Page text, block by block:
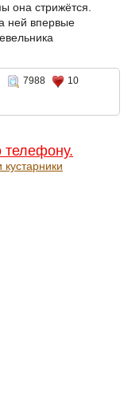
она стрижётся.
ней впервые
7988
10
телефону.